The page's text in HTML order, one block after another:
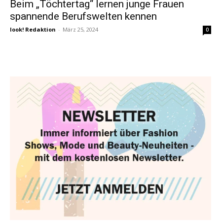
Beim „Töchtertag“ lernen junge Frauen
spannende Berufswelten kennen
look! Redaktion - März 25, 2024 0